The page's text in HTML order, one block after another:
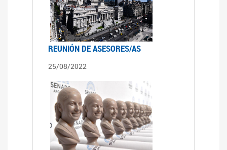
REUNIÓN DE ASESORES/AS
25/08/2022